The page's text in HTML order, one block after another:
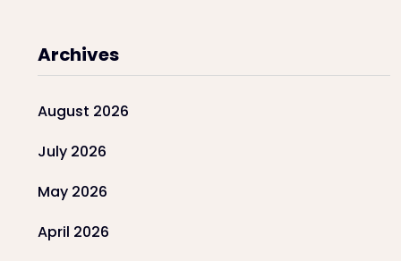
Archives
August 2026
July 2026
May 2026
April 2026